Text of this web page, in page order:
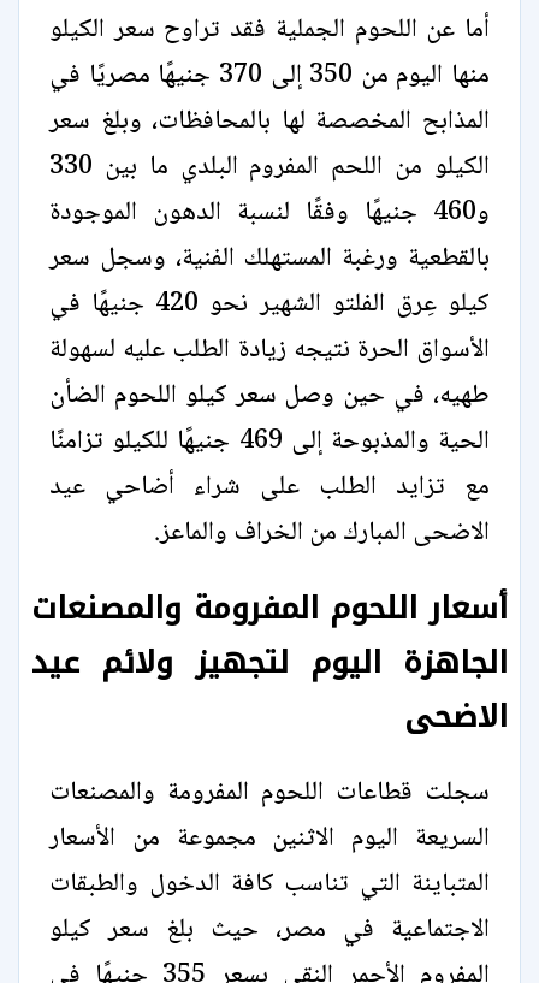
أما عن اللحوم الجملية فقد تراوح سعر الكيلو
منها اليوم من 350 إلى 370 جنيهًا مصريًا في
المذابح المخصصة لها بالمحافظات، وبلغ سعر
الكيلو من اللحم المفروم البلدي ما بين 330
و460 جنيهًا وفقًا لنسبة الدهون الموجودة
بالقطعية ورغبة المستهلك الفنية، وسجل سعر
كيلو عِرق الفلتو الشهير نحو 420 جنيهًا في
الأسواق الحرة نتيجه زيادة الطلب عليه لسهولة
طهيه، في حين وصل سعر كيلو اللحوم الضأن
الحية والمذبوحة إلى 469 جنيهًا للكيلو تزامنًا
مع تزايد الطلب على شراء أضاحي عيد
الاضحى المبارك من الخراف والماعز.
أسعار اللحوم المفرومة والمصنعات
الجاهزة اليوم لتجهيز ولائم عيد
الاضحى
سجلت قطاعات اللحوم المفرومة والمصنعات
السريعة اليوم الاثنين مجموعة من الأسعار
المتباينة التي تناسب كافة الدخول والطبقات
الاجتماعية في مصر، حيث بلغ سعر كيلو